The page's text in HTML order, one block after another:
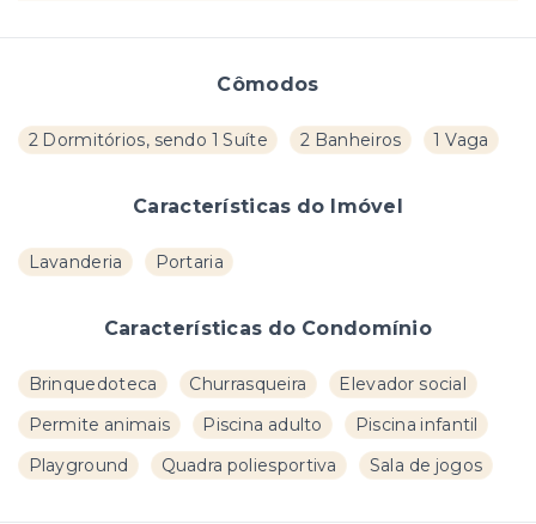
Cômodos
2 Dormitórios, sendo 1 Suíte 2 Banheiros 1 Vaga
Características do Imóvel
Lavanderia Portaria
Características do Condomínio
Brinquedoteca Churrasqueira
Elevador social
Permite animais
Piscina adulto
Piscina infantil
Playground
Quadra poliesportiva Sala de jogos